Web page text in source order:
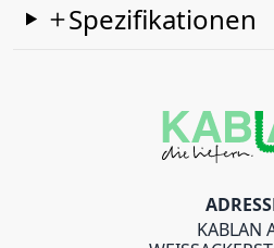
Spezifikationen
KABLAN